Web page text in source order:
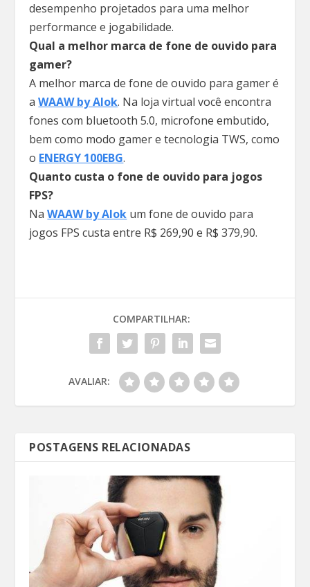
desempenho projetados para uma melhor
performance e jogabilidade.
Qual a melhor marca de fone de ouvido para
gamer?
A melhor marca de fone de ouvido para gamer é
aWAAW by Alok. Na loja virtual você encontra
fones com bluetooth 5.0, microfone embutido,
bem como modo gamer e tecnologia TWS, como
o ENERGY 100EBG.
Quanto custa o fone de ouvido para jogos
FPS?
NaWAAW by Alok um fone de ouvido para
jogos FPS custa entre R$ 269,90 e R$ 379,90.
COMPARTILHAR:
AVALIAR:
POSTAGENS RELACIONADAS